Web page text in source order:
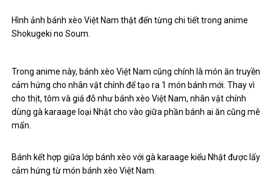
Hình ảnh bánh xèo Việt Nam thật đến từng chi tiết trong anime
Shokugeki no Soum.
Trong anime này, bánh xèo Việt Nam cũng chính là món ăn truyền
cảm hứng cho nhân vật chính để tạo ra 1 món bánh mới. Thay vì
cho thịt, tôm và giá đỗ như bánh xèo Việt Nam, nhân vật chính
dùng gà karaage loại Nhật cho vào giữa phần bánh ai ăn cũng mê
mẩn.
Bánh kết hợp giữa lớp bánh xèo với gà karaage kiểu Nhật được lấy
cảm hứng từ món bánh xèo Việt Nam.